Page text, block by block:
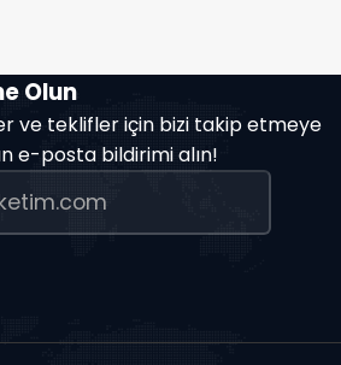
Olun
ve teklifler için bizi takip etmeye
e-posta bildirimi alın!